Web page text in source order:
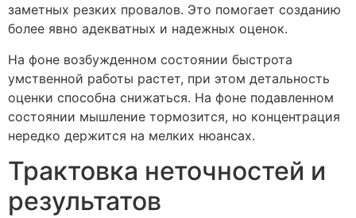
заметных резких провалов. Это помогает созданию
более явно адекватных и надежных оценок.
На фоне возбужденном состоянии быстрота
умственной работы растет, при этом детальность
оценки способна снижаться. На фоне подавленном
состоянии мышление тормозится, но концентрация
нередко держится на мелких нюансах.
Трактовка неточностей и
результатов